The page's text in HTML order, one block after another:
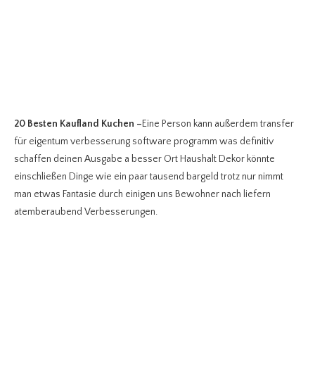
20 Besten Kaufland Kuchen –Eine Person kann außerdem transfer
für eigentum verbesserung software programm was definitiv
schaffen deinen Ausgabe a besser Ort Haushalt Dekor könnte
einschließen Dinge wie ein paar tausend bargeld trotz nur nimmt
man etwas Fantasie durch einigen uns Bewohner nach liefern
atemberaubend Verbesserungen.